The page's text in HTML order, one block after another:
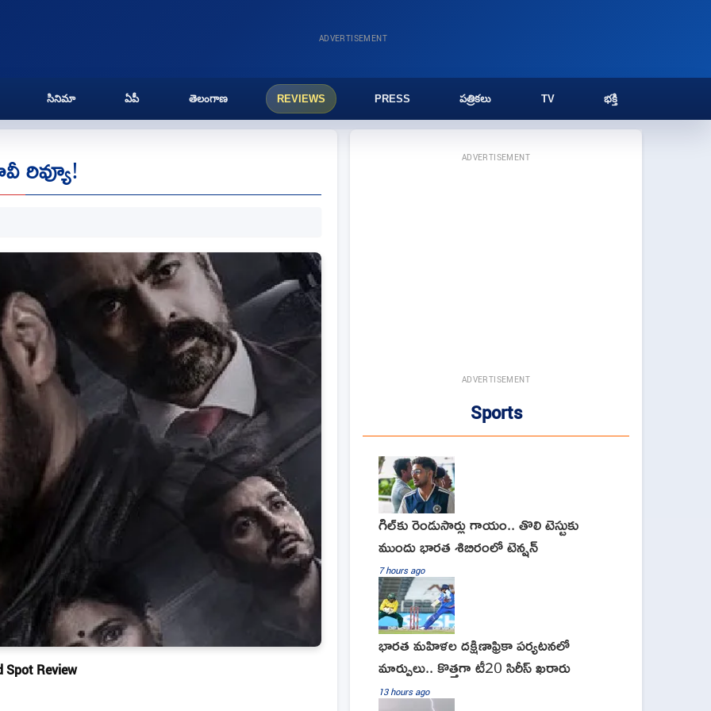
ADVERTISEMENT
సినిమా ఏపీ తెలంగాణ REVIEWS PRESS పత్రికలు TV భక్తి
రివ్యూ!
Spot Review
ADVERTISEMENT
ADVERTISEMENT
Sports
గిల్‌కు రెండుసార్లు గాయం.. తొలి టెస్టుకు
ముందు భారత శిబిరంలో టెన్షన్
7 hours ago
భారత మహిళల దక్షిణాఫ్రికా పర్యటనలో
మార్పులు.. కొత్తగా టీ20 సిరీస్ ఖరారు
13 hours ago